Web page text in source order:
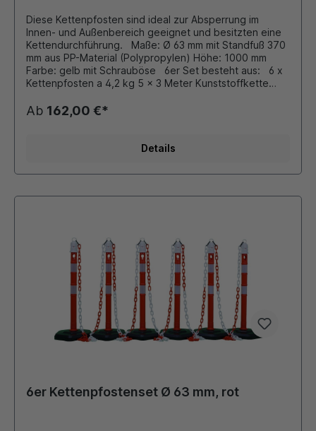
Diese Kettenpfosten sind ideal zur Absperrung im
Innen- und Außenbereich geeignet und besitzten eine
Kettendurchführung. Maße: Ø 63 mm mit Standfuß 370
mm aus PP-Material (Polypropylen) Höhe: 1000 mm
Farbe: gelb mit Schrauböse 6er Set besteht aus: 6 x
Kettenpfosten a 4,2 kg 5 x 3 Meter Kunststoffkette
der Kette Kettenpfosten aus Kunststoff mit
eingeschraubter Öse zum Einhängen von
Verbindung von Pfosten und Fuß. Zubehör (gegen
Zubehör
Ab 162,00 €*
Details
6er Kettenpfostenset Ø 63 mm, rot